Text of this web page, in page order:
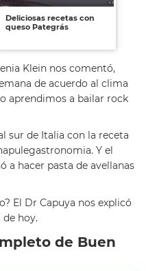
Deliciosas recetas con
queso Pategrás
Klein nos comentó,
de acuerdo al clima
aprendimos a bailar rock
sur de Italia con la receta
Y el
a hacer pasta de avellanas
El Dr Capuya nos explicó
hoy.
de Buen